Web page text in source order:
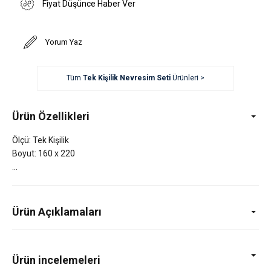
Fiyat Düşünce Haber Ver
Yorum Yaz
Tüm Tek Kişilik Nevresim SetiÜrünleri >
Ürün Özellikleri
Ölçü: Tek Kişilik
Boyut: 160 x 220
Ürün Açıklamaları